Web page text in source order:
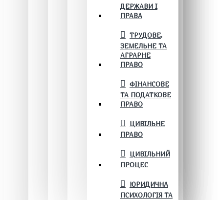
ДЕРЖАВИ І
ПРАВА
ТРУДОВЕ,
ЗЕМЕЛЬНЕ ТА
АГРАРНЕ
ПРАВО
ФІНАНСОВЕ
ТА ПОДАТКОВЕ
ПРАВО
ЦИВІЛЬНЕ
ПРАВО
ЦИВІЛЬНИЙ
ПРОЦЕС
ЮРИДИЧНА
ПСИХОЛОГІЯ ТА